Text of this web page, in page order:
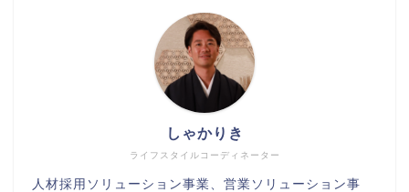
ライフスタイルコーディネーター
しゃかりき
人材採用ソリューション事業、営業ソリューション事